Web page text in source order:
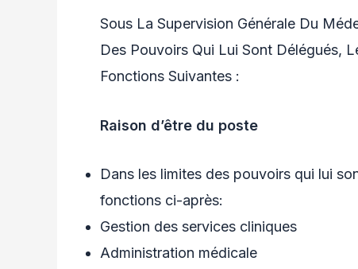
Sous La Supervision Générale Du
Des Pouvoirs Qui Lui Sont Délégués,
Fonctions Suivantes :
Raison d’être du poste
Dans les limites des pouvoirs qui lui
fonctions ci-après:
Gestion des services cliniques
Administration médicale